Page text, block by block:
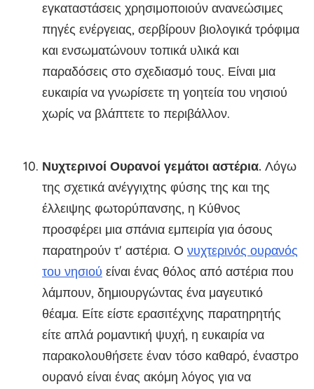
εγκαταστάσεις χρησιμοποιούν ανανεώσιμες
πηγές ενέργειας, σερβίρουν βιολογικά τρόφιμα
και ενσωματώνουν τοπικά υλικά και
παραδόσεις στο σχεδιασμό τους. Είναι μια
ευκαιρία να γνωρίσετε τη γοητεία του νησιού
χωρίς να βλάπτετε το περιβάλλον.
Νυχτερινοί Ουρανοί γεμάτοι αστέρια. Λόγω
της σχετικά ανέγγιχτης φύσης της και της
έλλειψης φωτορύπανσης, η Κύθνος
προσφέρει μια σπάνια εμπειρία για όσους
παρατηρούν τ' αστέρια. Ο νυχτερινός ουρανός
του νησιού είναι ένας θόλος από αστέρια που
λάμπουν, δημιουργώντας ένα μαγευτικό
θέαμα. Είτε είστε ερασιτέχνης παρατηρητής
είτε απλά ρομαντική ψυχή, η ευκαιρία να
παρακολουθήσετε έναν τόσο καθαρό, έναστρο
ουρανό είναι ένας ακόμη λόγος για να